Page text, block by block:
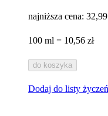
najniższa cena: 32,99
100 ml = 10,56 zł
do koszyka
Dodaj do listy życzeń